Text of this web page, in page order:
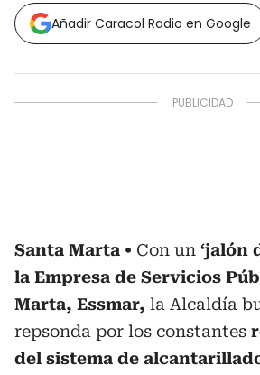
Añadir Caracol Radio en Google
Santa Marta Con un ‘jalón
la Empresa de Servicios
Marta, Essmar, la Alcaldía
repsonda por los constantes
del sistema de